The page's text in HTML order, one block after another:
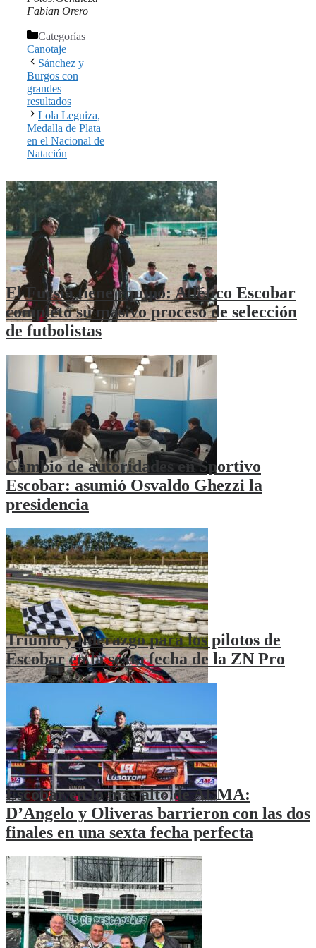
Fabian Orero
Categorías
Canotaje
Sánchez y
Burgos con
grandes
resultados
Lola Leguiza,
Medalla de Plata
en el Nacional de
Natación
El Fucsia tiene equipo: Atlético Escobar
completó su masivo proceso de selección
de futbolistas
Cambio de autoridades en Sportivo
Escobar: asumió Osvaldo Ghezzi la
presidencia
Triunfo y liderazgo para los pilotos de
Escobar en la sexta fecha de la ZN Pro
Escobar en lo más alto de ALMA:
D’Angelo y Oliveras barrieron con las dos
finales en una sexta fecha perfecta